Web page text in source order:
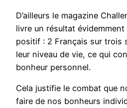
D’ailleurs le magazine
livre un résultat
positif : 2 Français sur trois
leur niveau de vie, ce qui
bonheur personnel.
Cela justifie le combat que
faire de nos bonheurs